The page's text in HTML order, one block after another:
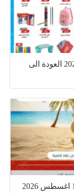
عروض المرشدى اليوم 5 – 11 اغسطس 2026 العودة الى
عروض المرشدى اليوم 5 اغسطس حتى 11 اغسطس 2026